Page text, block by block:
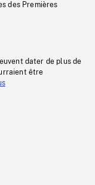
des Premières
dater de plus de
être